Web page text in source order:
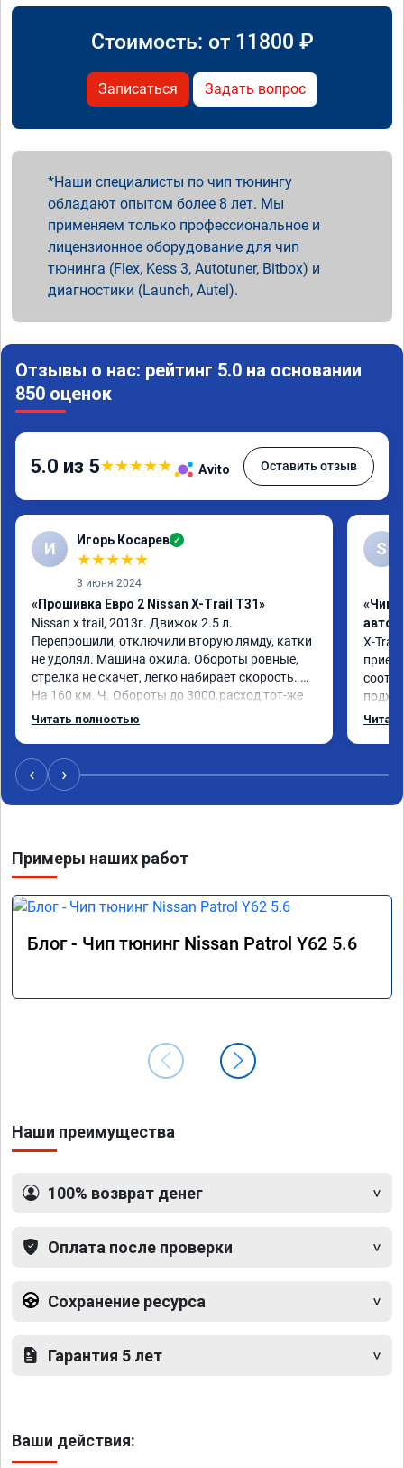
Стоимость: от 11800 ₽
Записаться Задать вопрос
Наши специалисты по чип тюнингу
обладают опытом более 8 лет. Мы
применяем только профессиональное и
лицензионное оборудование для чип
тюнинга (Flex, Kess 3, Autotuner, Bitbox) и
диагностики (Launch, Autel).
Отзывы о нас: рейтинг 5.0 на основании
850 оценок
5.0 из 5★★★★★ Avito Оставить отзыв
И Игорь Косарев ✓
★★★★★
3 июня 2024
«Прошивка Евро 2 Nissan X-Trail T31»
Nissan x trаil, 2013г. Движок 2.5 л.
Перепрошили, отключили вторую лямду, катки
не удолял. Машина ожила. Обороты ровные,
стрелка не скачет, легко набирает скорость.
На 160 км. Ч. Обороты до 3000.расход тот-же
без изменения 12л. Услугой доволен.
Читать полностью
S
«Чип
X-Trail
‹ ›
Примеры наших работ
Блог - Чип тюнинг Nissan Patrol Y62 5.6
Наши преимущества
100% возврат денег
Оплата после проверки
Сохранение ресурса
Гарантия 5 лет
Ваши действия: